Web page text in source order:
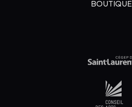
BOUTIQUE